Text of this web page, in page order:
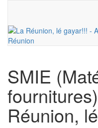
SMIE
Réunion,